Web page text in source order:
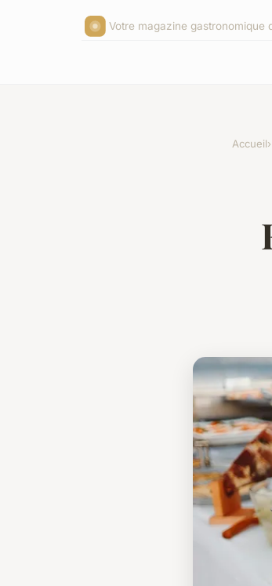
Votre magazine gastronomique
Accueil›